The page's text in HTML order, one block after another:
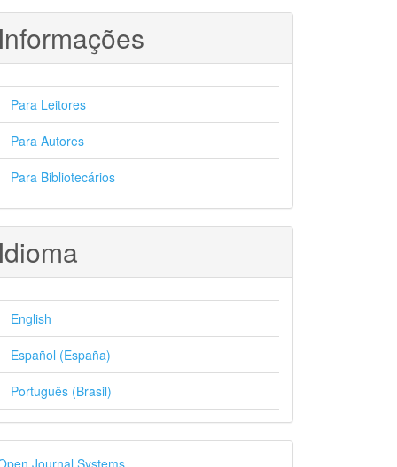
Para Leitores
Para Autores
Para Bibliotecários
English
Español (España)
Português (Brasil)
Journal Systems